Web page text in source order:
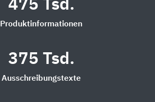
475 Tsd.
Produktinformationen
375 Tsd.
Ausschreibungstexte